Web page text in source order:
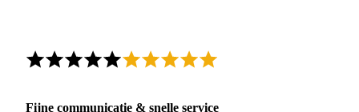
Fijne communicatie & snelle service